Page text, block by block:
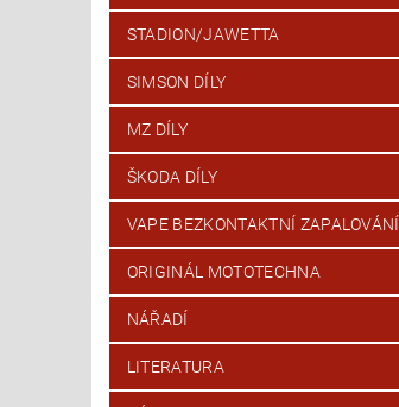
STADION/JAWETTA
SIMSON DÍLY
MZ DÍLY
ŠKODA DÍLY
VAPE BEZKONTAKTNÍ ZAPALOVÁNÍ
ORIGINÁL MOTOTECHNA
NÁŘADÍ
LITERATURA